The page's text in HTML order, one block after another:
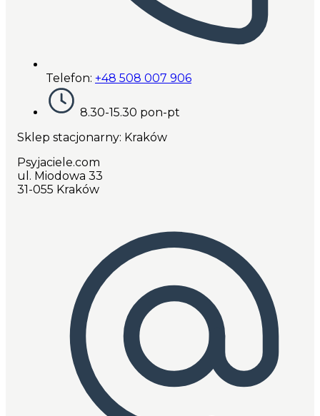
Telefon: +48 508 007 906
8.30-15.30 pon-pt
Sklep stacjonarny: Kraków
Psyjaciele.com
ul. Miodowa 33
31-055 Kraków